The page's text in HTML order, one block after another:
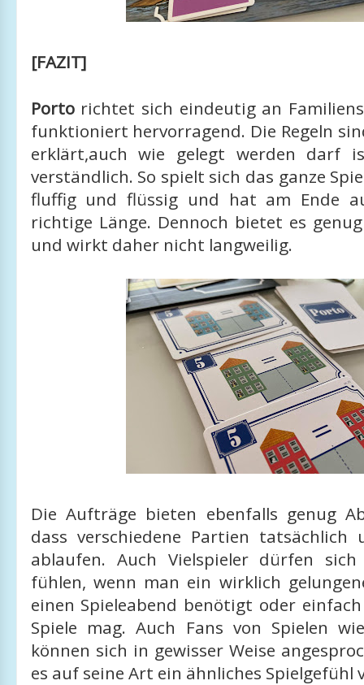
[FAZIT]
Portorichtet sich eindeutig an
funktioniert hervorragend. Die Regeln
erklärt,auch wie gelegt werden darf
verständlich. So spielt sich das ganze
fluffig und flüssig und hat am Ende
richtige Länge. Dennoch bietet es
und wirkt daher nicht langweilig.
Die Aufträge bieten ebenfalls genug
dass verschiedene Partien tatsächlich
ablaufen. Auch Vielspieler dürfen sich
fühlen, wenn man ein wirklich
einen Spieleabend benötigt oder
Spiele mag. Auch Fans von Spielen
können sich in gewisser Weise
es auf seine Art ein ähnliches